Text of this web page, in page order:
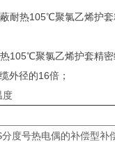
耐热105℃聚氯乙烯护
105℃聚氯乙烯护套精
外径的16倍；
度
分度号热电偶的补偿型补